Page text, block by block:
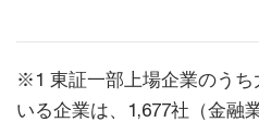
※1 東証一部上場企業のうち
いる企業は、1,677社（金融